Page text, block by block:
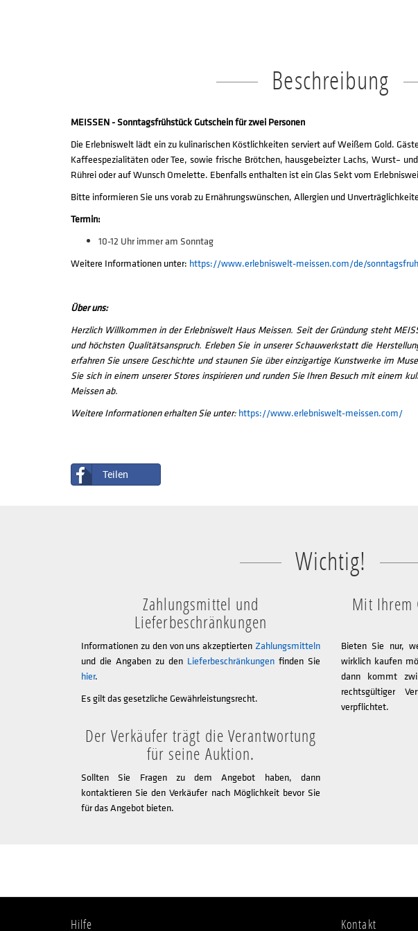
Beschreibung
MEISSEN - Sonntagsfrühstück Gutschein für zwei Personen
Die Erlebniswelt lädt ein zu kulinarischen Köstlichkeiten serviert auf Weißem Gold.
Kaffeespezialitäten oder Tee, sowie frische Brötchen, hausgebeizter Lachs, Wurst–
Rührei oder auf Wunsch Omelette. Ebenfalls enthalten ist ein Glas Sekt vom
Bitte informieren Sie uns vorab zu Ernährungswünschen, Allergien und
Termin:
10-12 Uhr immer am Sonntag
Weitere Informationen unter: https://www.erlebniswelt-meissen.com/de/
Über uns:
Herzlich Willkommen in der Erlebniswelt Haus Meissen. Seit der Gründung steht
und höchsten Qualitätsanspruch. Erleben Sie in unserer Schauwerkstatt die
erfahren Sie unsere Geschichte und staunen Sie über einzigartige Kunstwerke im
Sie sich in einem unserer Stores inspirieren und runden Sie Ihren Besuch mit einem
Meissen ab.
Weitere Informationen erhalten Sie unter: https://www.erlebniswelt-meissen.com/
Teilen
Wichtig!
Zahlungsmittel und
Lieferbeschränkungen
Informationen zu den von uns akzeptierten Zahlungsmitteln
und die Angaben zu den Lieferbeschränkungen finden Sie
hier.
Es gilt das gesetzliche Gewährleistungsrecht.
Der Verkäufer trägt die Verantwortung
für seine Auktion.
Sollten Sie Fragen zu dem Angebot haben, dann
kontaktieren Sie den Verkäufer nach Möglichkeit bevor Sie
für das Angebot bieten.
Mit Ihrem
Bieten Sie nur,
wirklich kaufen
dann kommt
rechtsgültiger
verpflichtet.
Hilfe Kontakt